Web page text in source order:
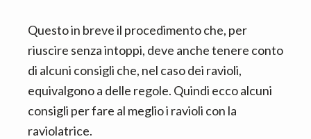
Questo in breve il procedimento che, per
riuscire senza intoppi, deve anche tenere conto
di alcuni consigli che, nel caso dei ravioli,
equivalgono a delle regole. Quindi ecco alcuni
consigli per fare al meglio i ravioli con la
raviolatrice.